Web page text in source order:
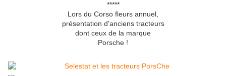
*****
Lors du Corso fleurs annuel,
présentation d'anciens tracteurs
dont ceux de la marque
Porsche !